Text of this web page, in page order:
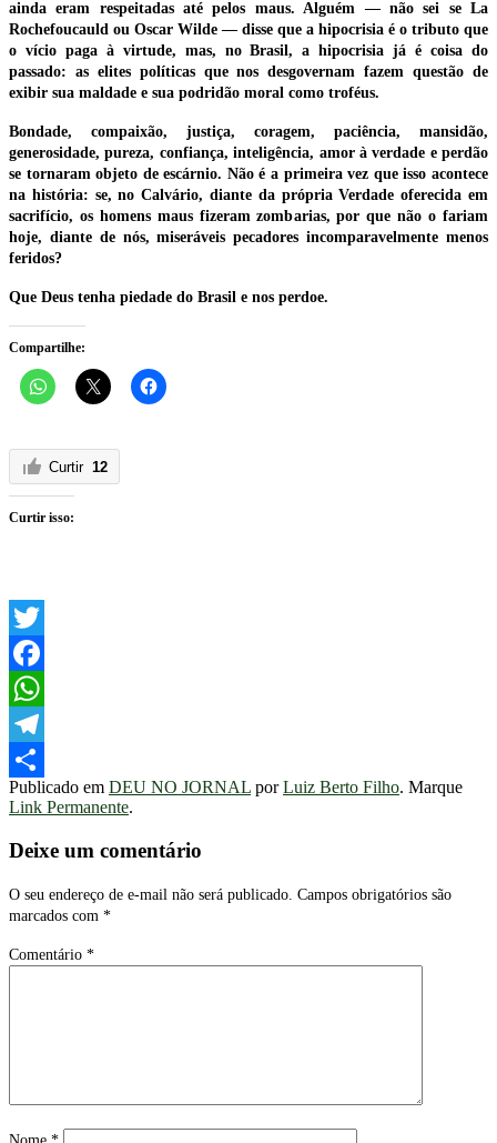
ainda eram respeitadas até pelos maus. Alguém — não sei se La
Rochefoucauld ou Oscar Wilde — disse que a hipocrisia é o tributo que
o vício paga à virtude, mas, no Brasil, a hipocrisia já é coisa do
passado: as elites políticas que nos desgovernam fazem questão de
exibir sua maldade e sua podridão moral como troféus.
Bondade, compaixão, justiça, coragem, paciência, mansidão,
generosidade, pureza, confiança, inteligência, amor à verdade e perdão
se tornaram objeto de escárnio. Não é a primeira vez que isso acontece
na história: se, no Calvário, diante da própria Verdade oferecida em
sacrifício, os homens maus fizeram zombarias, por que não o fariam
hoje, diante de nós, miseráveis pecadores incomparavelmente menos
feridos?
Que Deus tenha piedade do Brasil e nos perdoe.
Compartilhe:
Curtir 12
Curtir isso:
Twitter
Facebook
WhatsApp
Telegram
Share
Publicado em DEU NO JORNAL porLuiz Berto Filho. Marque
Link Permanente.
Deixe um comentário
O seu endereço de e-mail não será publicado. Campos obrigatórios são
marcados com *
Comentário *